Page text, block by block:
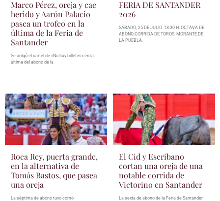
Marco Pérez, oreja y cae
herido y Aarón Palacio
pasea un trofeo en la
última de la Feria de
Santander
Se colgó el cartel de «No hay billetes» en la
última del abono de la
FERIA DE SANTANDER
2026
SÁBADO, 25 DE JULIO. 18.30 H. OCTAVA DE
ABONO.CORRIDA DE TOROS. MORANTE DE
LA PUEBLA,
Roca Rey, puerta grande,
en la alternativa de
Tomás Bastos, que pasea
una oreja
La séptima de abono tuvo como
El Cid y Escribano
cortan una oreja de una
notable corrida de
Victorino en Santander
La sexta de abono de la Feria de Santander